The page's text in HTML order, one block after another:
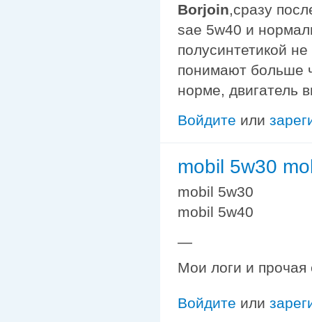
Borjoin ,сразу
sae 5w40 и
полусинтетикой
понимают больше
норме, двигатель
Войдите или
mobil 5w30
mobil 5w30
mobil 5w40
—
Мои логи и
Войдите или